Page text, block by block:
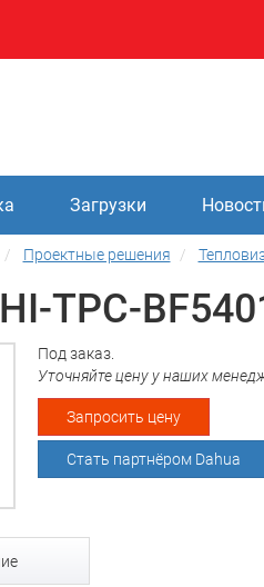
Загрузки
Проектные решения
TPC-
Под заказ.
Уточняйте цену у наших
Запросить цену
Стать партнёром Dahua